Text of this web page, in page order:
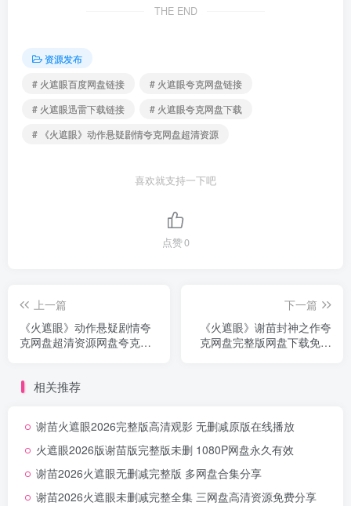
THE END
资源发布
# 火遮眼百度网盘链接
# 火遮眼夸克网盘链接
# 火遮眼迅雷下载链接
# 火遮眼夸克网盘下载
# 《火遮眼》动作悬疑剧情夸克网盘超清资源
喜欢就支持一下吧
点赞0
上一篇
《火遮眼》动作悬疑剧情夸
克网盘超清资源网盘夸克资
下一篇
《火遮眼》谢苗封神之作夸
克网盘完整版网盘下载免费
相关推荐
谢苗火遮眼2026完整版高清观影 无删减原版在线播放
火遮眼2026版谢苗版完整版未删 1080P网盘永久有效
谢苗2026火遮眼无删减完整版 多网盘合集分享
谢苗2026火遮眼未删减完整全集 三网盘高清资源免费分享